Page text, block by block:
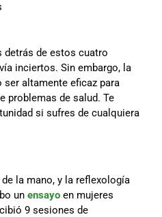
detrás de estos cuatro
inciertos. Sin embargo, la
altamente eficaz para
problemas de salud. Te
si sufres de cualquiera
la mano, y la reflexología
un ensayo en mujeres
9 sesiones de